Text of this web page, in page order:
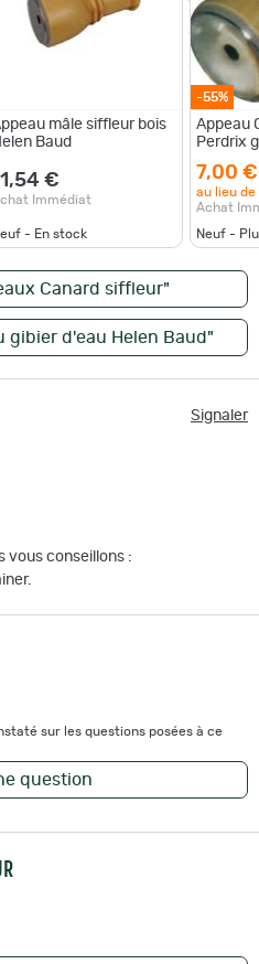
mâle siffleur bois
Baud
€
Immédiat
- En stock
-55%
Appeau
Perdrix
7,00 €
au lieu de
Achat
Neuf -
Canard siffleur"
gibier d'eau Helen Baud"
Signaler
vous conseillons :
sur les questions posées à ce
question